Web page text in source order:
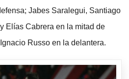
Jabes Saralegui, Santiago
Elías Cabrera en la mitad de
Russo en la delantera.